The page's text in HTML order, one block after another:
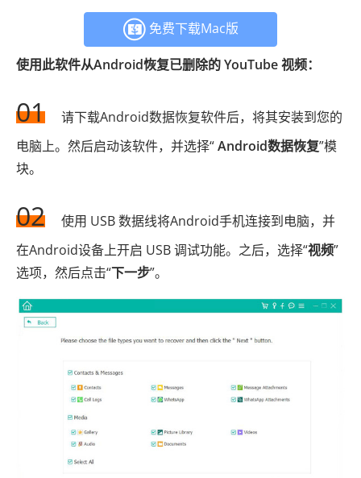
免费下载Mac版
使用此软件从Android恢复已删除的 YouTube 视频：
01
请下载Android数据恢复软件后，将其安装到您的
电脑上。然后启动该软件，并选择“Android数据恢复”模
块。
02
使用 USB 数据线将Android手机连接到电脑，并
在Android设备上开启 USB 调试功能。之后，选择“视频”
选项，然后点击“下一步”。